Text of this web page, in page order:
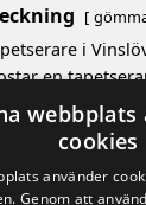
i
en
att välja
webbplats
cookies
använder
Genom att